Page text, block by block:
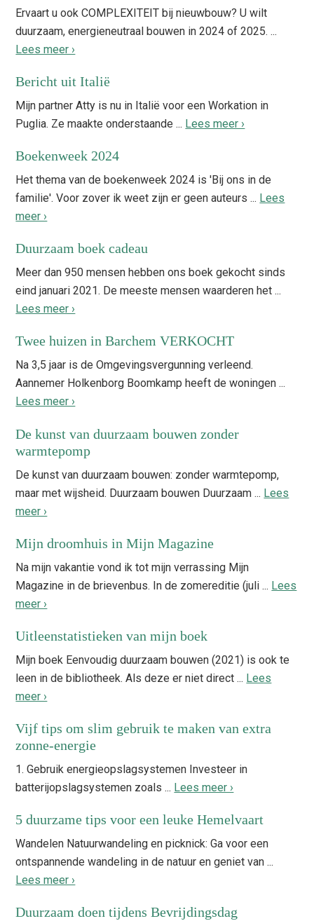
Ervaart u ook COMPLEXITEIT bij nieuwbouw? U wilt
duurzaam, energieneutraal bouwen in 2024 of 2025. ...
Lees meer ›
Bericht uit Italië
Mijn partner Atty is nu in Italië voor een Workation in
Puglia. Ze maakte onderstaande ... Lees meer ›
Boekenweek 2024
Het thema van de boekenweek 2024 is 'Bij ons in de
familie'. Voor zover ik weet zijn er geen auteurs ... Lees
meer ›
Duurzaam boek cadeau
Meer dan 950 mensen hebben ons boek gekocht sinds
eind januari 2021. De meeste mensen waarderen het ...
Lees meer ›
Twee huizen in Barchem VERKOCHT
Na 3,5 jaar is de Omgevingsvergunning verleend.
Aannemer Holkenborg Boomkamp heeft de woningen ...
Lees meer ›
De kunst van duurzaam bouwen zonder
warmtepomp
De kunst van duurzaam bouwen: zonder warmtepomp,
maar met wijsheid. Duurzaam bouwen Duurzaam ... Lees
meer ›
Mijn droomhuis in Mijn Magazine
Na mijn vakantie vond ik tot mijn verrassing Mijn
Magazine in de brievenbus. In de zomereditie (juli ... Lees
meer ›
Uitleenstatistieken van mijn boek
Mijn boek Eenvoudig duurzaam bouwen (2021) is ook te
leen in de bibliotheek. Als deze er niet direct ... Lees
meer ›
Vijf tips om slim gebruik te maken van extra
zonne-energie
1. Gebruik energieopslagsystemen Investeer in
batterijopslagsystemen zoals ... Lees meer ›
5 duurzame tips voor een leuke Hemelvaart
Wandelen Natuurwandeling en picknick: Ga voor een
ontspannende wandeling in de natuur en geniet van ...
Lees meer ›
Duurzaam doen tijdens Bevrijdingsdag